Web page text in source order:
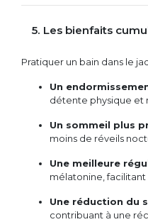
5. Les bienfaits
Pratiquer un bain dans le
Un
détente physique et
Un sommeil plus
moins de réveils
Une meilleure
mélatonine, facilitant
Une réduction du
contribuant à une